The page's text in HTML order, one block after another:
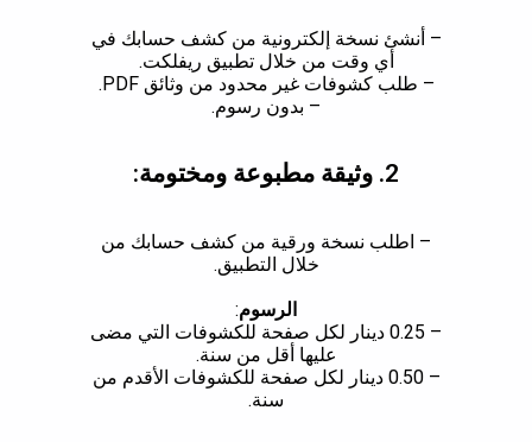
– أنشئ نسخة إلكترونية من كشف حسابك في
أي وقت من خلال تطبيق ريفلكت.
– طلب كشوفات غير محدود من وثائق PDF.
– بدون رسوم.
2. وثيقة مطبوعة ومختومة:
– اطلب نسخة ورقية من كشف حسابك من
خلال التطبيق.
الرسوم:
– 0.25 دينار لكل صفحة للكشوفات التي مضى
عليها أقل من سنة.
– 0.50 دينار لكل صفحة للكشوفات الأقدم من
سنة.